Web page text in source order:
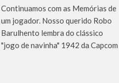
Continuamos com as Memórias de
um jogador. Nosso querido Robo
Barulhento lembra do clássico
"jogo de navinha" 1942 da Capcom